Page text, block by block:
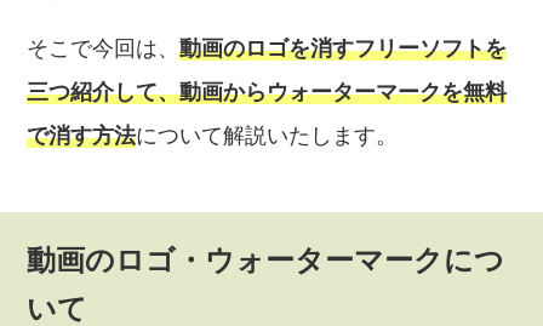
そこで今回は、動画のロゴを消すフリーソフトを
三つ紹介して、動画からウォーターマークを無料
で消す方法について解説いたします。
動画のロゴ・ウォーターマークにつ
いて